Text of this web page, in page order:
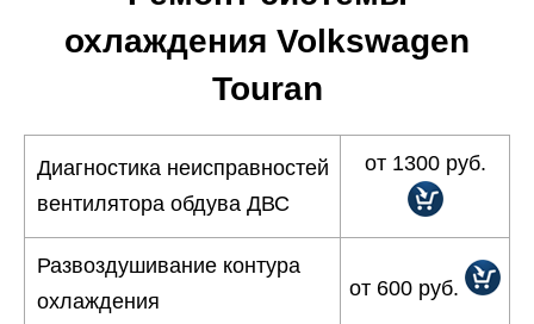
охлаждения Volkswagen
Touran
Диагностика неисправностей
вентилятора обдува ДВС
от 1300 руб.
Развоздушивание контура
охлаждения
от 600 руб.